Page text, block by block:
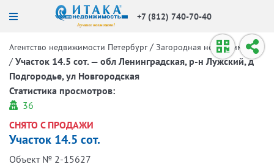
+7 (812) 740-70-40
Агентство недвижимости Петербург / Загородная недвижимость
/ Участок 14.5 сот. — обл Ленинградская, р-н Лужский, д
Подгородье, ул Новгородская
Статистика просмотров:
36
СНЯТО С ПРОДАЖИ
Участок 14.5 сот.
Объект № 2-15627